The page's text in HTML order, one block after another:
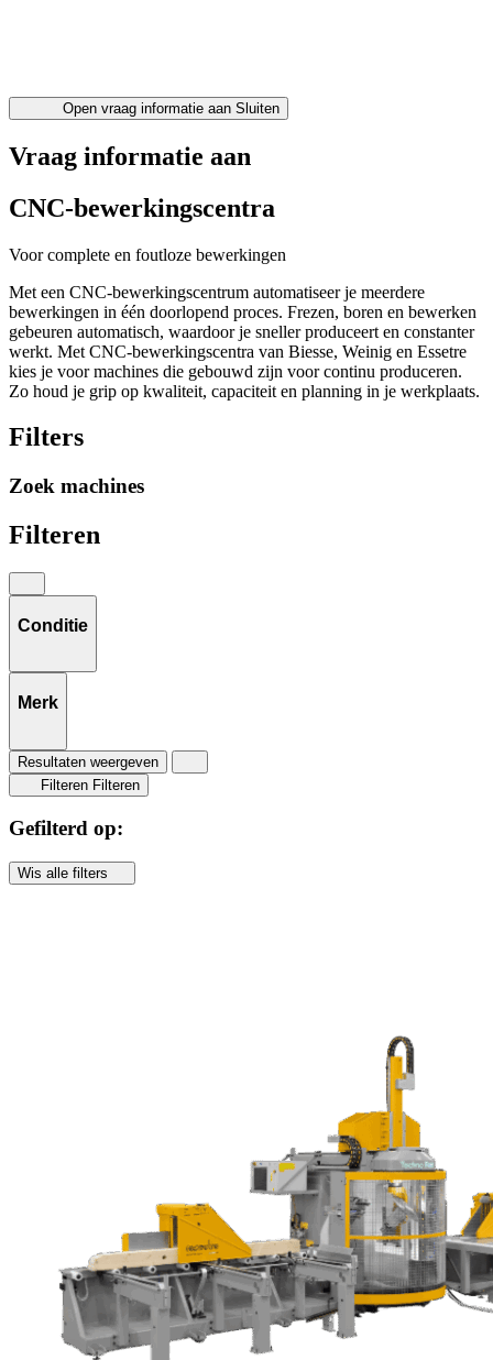
Open vraag informatie aan Sluiten
Vraag informatie aan
CNC-bewerkingscentra
Voor complete en foutloze bewerkingen
Met een CNC-bewerkingscentrum automatiseer je meerdere
bewerkingen in één doorlopend proces. Frezen, boren en bewerken
gebeuren automatisch, waardoor je sneller produceert en constanter
werkt. Met CNC-bewerkingscentra van Biesse, Weinig en Essetre
kies je voor machines die gebouwd zijn voor continu produceren.
Zo houd je grip op kwaliteit, capaciteit en planning in je werkplaats.
Filters
Zoek machines
Filteren
Conditie
Merk
Resultaten weergeven
Filteren Filteren
Gefilterd op:
Wis alle filters